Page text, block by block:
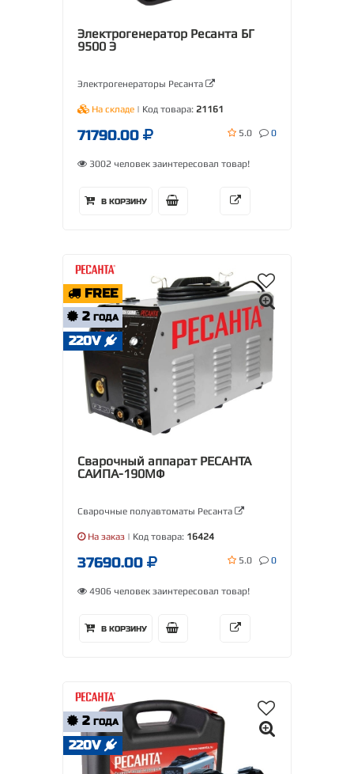
Электрогенератор Ресанта БГ
9500 Э
Электрогенераторы Ресанта
На складе | Код товара: 21161
71790.00 5.0 0
3002 человек заинтересовал товар!
В КОРЗИНУ
FREE
2 ГОДА
220V
Сварочный аппарат РЕСАНТА
САИПА-190МФ
Сварочные полуавтоматы Ресанта
На заказ | Код товара: 16424
37690.00 5.0 0
4906 человек заинтересовал товар!
В КОРЗИНУ
2 ГОДА
220V